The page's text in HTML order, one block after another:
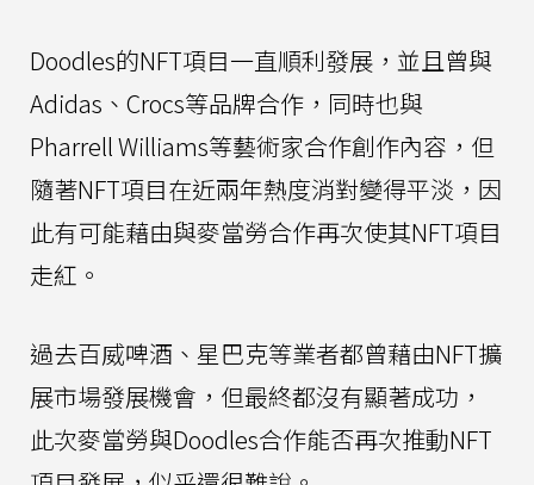
Doodles的NFT項目一直順利發展，並且曾與
Adidas、Crocs等品牌合作，同時也與
Pharrell Williams等藝術家合作創作內容，但
隨著NFT項目在近兩年熱度消對變得平淡，因
此有可能藉由與麥當勞合作再次使其NFT項目
走紅。
過去百威啤酒、星巴克等業者都曾藉由NFT擴
展市場發展機會，但最終都沒有顯著成功，
此次麥當勞與Doodles合作能否再次推動NFT